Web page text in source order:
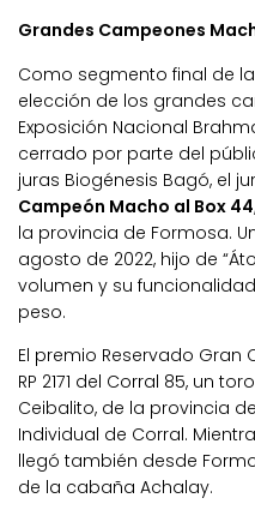
Grandes Campeones
Como segmento final de
elección de los grandes
Exposición Nacional
cerrado por parte del
juras Biogénesis Bagó, el
Campeón Macho al Box
la provincia de Formosa.
agosto de 2022, hijo de
volumen y su
peso.
El premio Reservado
RP 2171 del Corral 85, un
Ceibalito, de la provincia
Individual de Corral.
llegó también desde
de la cabaña Achalay.